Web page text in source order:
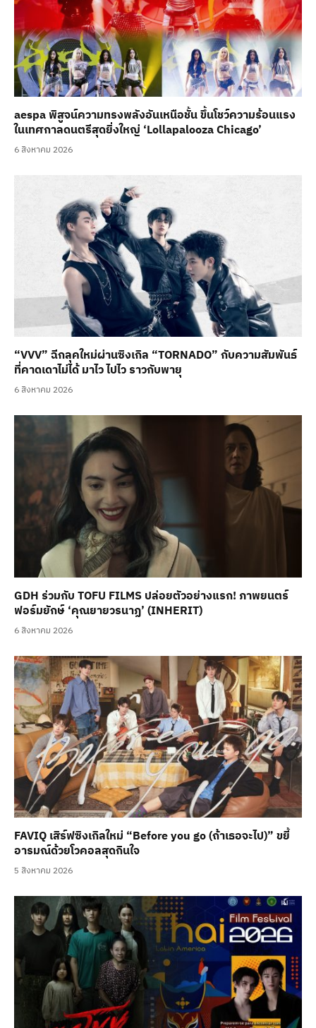
aespa พิสูจน์ความทรงพลังอันเหนือชั้น ขึ้นโชว์ความร้อนแรง
ในเทศกาลดนตรีสุดยิ่งใหญ่ ‘Lollapalooza Chicago’
6 สิงหาคม 2026
“VVV” ฉีกลุคใหม่ผ่านซิงเกิล “TORNADO” กับความสัมพันธ์
ที่คาดเดาไม่ได้ มาไว ไปไว ราวกับพายุ
6 สิงหาคม 2026
GDH ร่วมกับ TOFU FILMS ปล่อยตัวอย่างแรก! ภาพยนตร์
ฟอร์มยักษ์ ‘คุณยายวรนาฏ’ (INHERIT)
6 สิงหาคม 2026
FAVIQ เสิร์ฟซิงเกิลใหม่ “Before you go (ถ้าเธอจะไป)” ขยี้
อารมณ์ด้วยโวคอลสุดกินใจ
5 สิงหาคม 2026